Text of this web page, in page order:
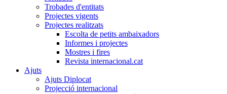
Trobades d'entitats
Projectes vigents
Projectes realitzats
Escolta de petits ambaixadors
Informes i projectes
Mostres i fires
Revista internacional.cat
Ajuts
Ajuts Diplocat
Projecció internacional